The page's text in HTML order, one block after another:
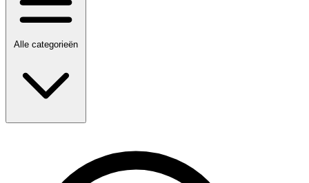
Alle categorieën